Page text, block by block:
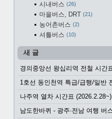
시내버스 26
마을버스, DRT 21
농어촌버스 2
셔틀버스 10
새 글
나주역 열차 시간표 (2026.2.28~)